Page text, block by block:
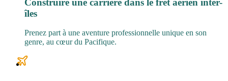
îles
Prenez part à une aventure professionnelle unique en son
genre, au cœur du Pacifique.